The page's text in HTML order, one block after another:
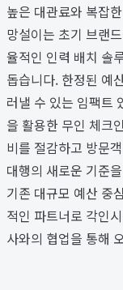
높은 대관료와 복잡
망설이는 초기 브랜
율적인 인력 배치 솔
돕습니다. 한정된 예
러낼 수 있는 임팩트
을 활용한 무인 체크
비를 절감하고 방문
대행의 새로운 기준
기존 대규모 예산 중
적인 파트너로 각인
사와의 협업을 통해